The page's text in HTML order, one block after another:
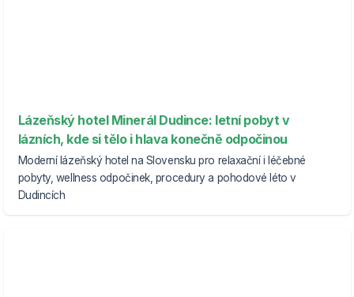
Lázeňský hotel Minerál Dudince: letní pobyt v
lázních, kde si tělo i hlava konečně odpočinou
Moderní lázeňský hotel na Slovensku pro relaxační i léčebné
pobyty, wellness odpočinek, procedury a pohodové léto v
Dudincích